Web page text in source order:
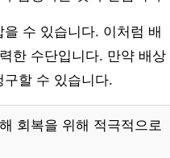
수 있습니다. 이처럼 배
한 수단입니다. 만약 배상
할 수 있습니다.
회복을 위해 적극적으로